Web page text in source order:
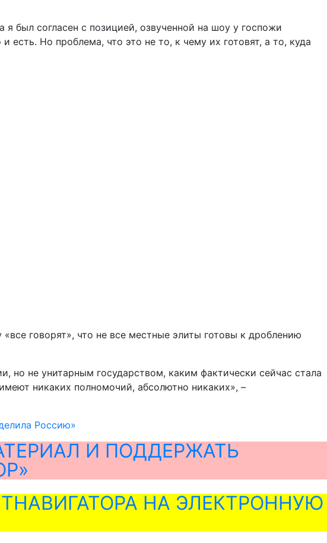
был согласен с позицией, озвученной на шоу у госпожи
есть. Но проблема, что это не то, к чему их готовят, а то, куда
говорят», что не все местные элиты готовы к дроблению
но не унитарным государством, каким фактически сейчас стала
никаких полномочий, абсолютно никаких», –
Россию»
И ПОДДЕРЖАТЬ
НА ЭЛЕКТРОННУЮ